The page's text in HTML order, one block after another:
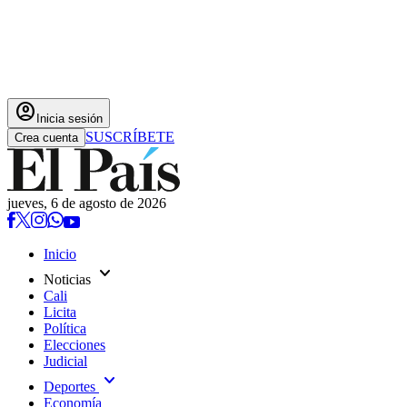
account_circle Inicia sesión
Crea cuenta SUSCRÍBETE
jueves, 6 de agosto de 2026
Inicio
Noticias expand_more
Cali
Licita
Política
Elecciones
Judicial
Deportes expand_more
Economía